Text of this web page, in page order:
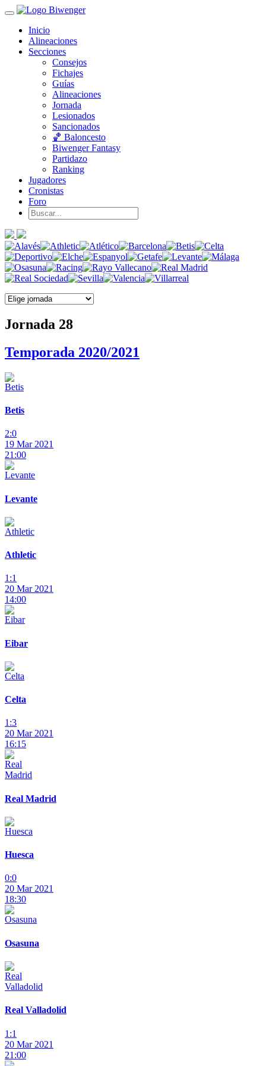
Inicio
Alineaciones
Secciones
Consejos
Fichajes
Guías
Alineaciones
Jornada
Lesionados
Sancionados
🏀 Baloncesto
Biwenger Fantasy
Partidazo
Ranking
Jugadores
Cronistas
Foro
Jornada 28
Temporada 2020/2021
Betis
2:0
19 Mar 2021
21:00
Levante
Athletic
1:1
20 Mar 2021
14:00
Eibar
Celta
1:3
20 Mar 2021
16:15
Real Madrid
Huesca
0:0
20 Mar 2021
18:30
Osasuna
Real Valladolid
1:1
20 Mar 2021
21:00